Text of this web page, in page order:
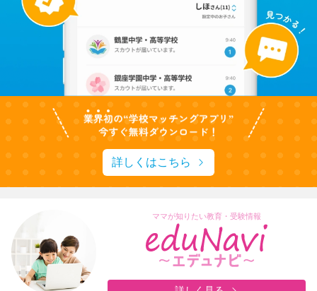
詳しくはこちら
ママが知りたい教育・受験情報